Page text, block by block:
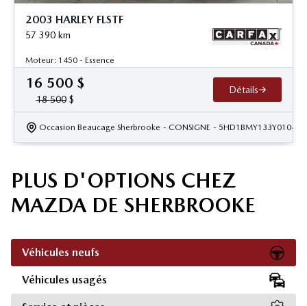
2003 HARLEY FLSTF
57 390 km
Moteur: 1450 - Essence
16 500 $
18 500$
Détails
Occasion Beaucage Sherbrooke - CONSIGNE - 5HD1BMY133Y010425
PLUS D'OPTIONS CHEZ
MAZDA DE SHERBROOKE
Véhicules neufs
Véhicules usagés